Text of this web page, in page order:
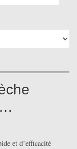
et d’efficacité